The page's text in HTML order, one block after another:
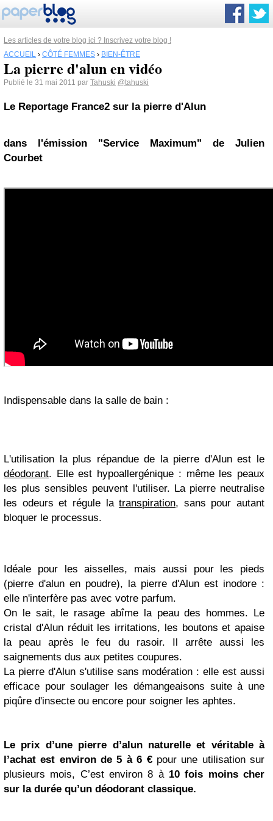
Les articles de votre blog ici ? Inscrivez votre blog !
ACCUEIL › CÔTÉ FEMMES › BIEN-ÊTRE
La pierre d'alun en vidéo
Publié le 31 mai 2011 par Tahuski @tahuski
Le Reportage France2 sur la pierre d'Alun
dans l'émission "Service Maximum" de Julien
Courbet
Indispensable dans la salle de bain :
L'utilisation la plus répandue de la pierre d'Alun est le
déodorant. Elle est hypoallergénique : même les peaux
les plus sensibles peuvent l'utiliser. La pierre neutralise
les odeurs et régule latranspiration, sans pour autant
bloquer le processus.
Idéale pour les aisselles, mais aussi pour les pieds
(pierre d'alun en poudre), la pierre d'Alun est inodore :
elle n'interfère pas avec votre parfum.
On le sait, le rasage abîme la peau des hommes. Le
cristal d'Alun réduit les irritations, les boutons et apaise
la peau après le feu du rasoir. Il arrête aussi les
saignements dus aux petites coupures.
La pierre d'Alun s'utilise sans modération : elle est aussi
efficace pour soulager les démangeaisons suite à une
piqûre d'insecte ou encore pour soigner les aphtes.
Le prix d’une pierre d’alun naturelle et véritable à
l’achat est environ de 5 à 6 €pour une utilisation sur
plusieurs mois, C’est environ 8 à 10 fois moins cher
sur la durée qu’un déodorant classique.